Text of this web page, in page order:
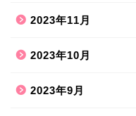
2023年11月
2023年10月
2023年9月